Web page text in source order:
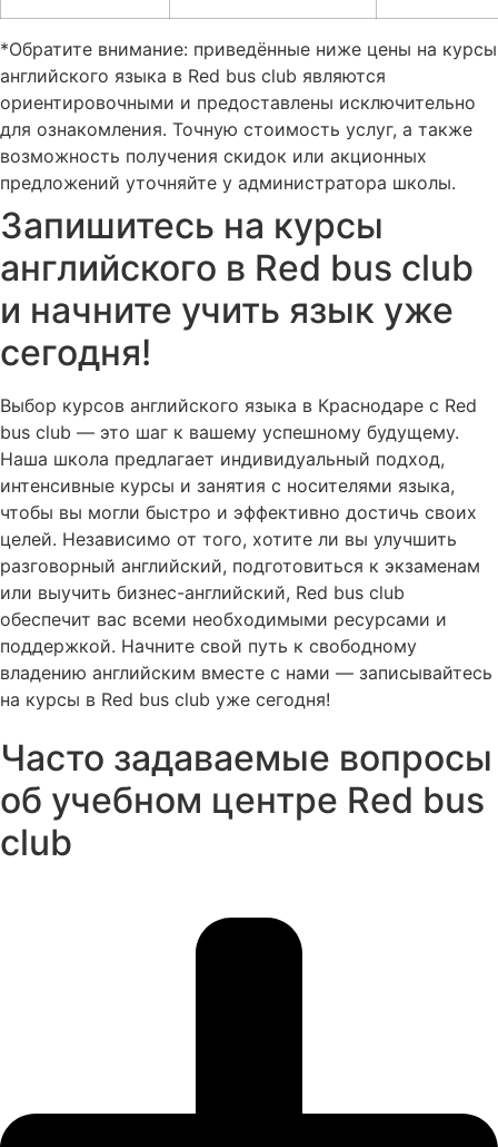
*Обратите внимание: приведённые ниже цены на курсы
английского языка в Red bus club являются
ориентировочными и предоставлены исключительно
для ознакомления. Точную стоимость услуг, а также
возможность получения скидок или акционных
предложений уточняйте у администратора школы.
Запишитесь на курсы
английского в Red bus club
и начните учить язык уже
сегодня!
Выбор курсов английского языка в Краснодаре с Red
bus club — это шаг к вашему успешному будущему.
Наша школа предлагает индивидуальный подход,
интенсивные курсы и занятия с носителями языка,
чтобы вы могли быстро и эффективно достичь своих
целей. Независимо от того, хотите ли вы улучшить
разговорный английский, подготовиться к экзаменам
или выучить бизнес-английский, Red bus club
обеспечит вас всеми необходимыми ресурсами и
поддержкой. Начните свой путь к свободному
владению английским вместе с нами — записывайтесь
на курсы в Red bus club уже сегодня!
Часто задаваемые вопросы
об учебном центре Red bus
club